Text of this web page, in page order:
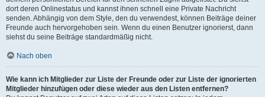
dort deren Onlinestatus und kannst ihnen schnell eine Private Nachricht
senden. Abhängig von dem Style, den du verwendest, können Beiträge deiner
Freunde auch hervorgehoben sein. Wenn du einen Benutzer ignorierst, dann
siehst du seine Beiträge standardmäßig nicht.
Nach oben
Wie kann ich Mitglieder zur Liste der Freunde oder zur Liste der ignorierten
Mitglieder hinzufügen oder diese wieder aus den Listen entfernen?